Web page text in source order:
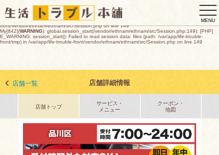
E_WARNING: session_start(): open(/var/app/life-trouble-
front/tmp/
O_RDWR) failed: デバイスに空き領域がありません (28) in /var/app/life-trouble-
front/vendor/ethnam/ethnam/src/Session.php on line 149
My[842](WARNING): global.session_start(/vendor/ethnam/ethnam/src/Session.php:149): [PHP]
E_WARNING: session_start(): Failed to read session data: files (path: /var/app/life-trouble-
front/tmp) in /var/app/life-trouble-front/vendor/ethnam/ethnam/src/Session.php on line 149
MENU
店舗詳細情報
店舗一覧
店舗トップ
サービス・
メニュー
クーポン・
地図